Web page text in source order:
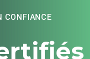
CONFIANCE